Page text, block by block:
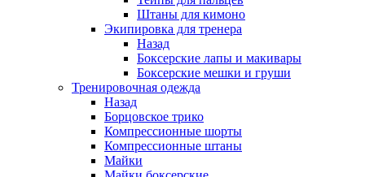
Штаны для кимоно
Экипировка для тренера
Назад
Боксерские лапы и макивары
Боксерские мешки и груши
Тренировочная одежда
Назад
Борцовское трико
Компрессионные шорты
Компрессионные штаны
Майки